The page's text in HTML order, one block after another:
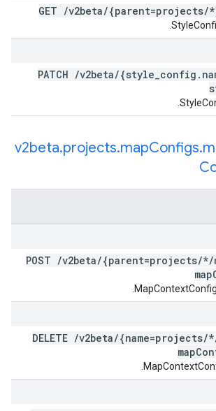
GET /v2beta/{parent=projects/
PATCH /v2beta/{style config .
v2beta.projects.mapConfigs.
POST /v2beta/{parent=projects/*/
map
DELETE /v2beta/{name=projects/*
map